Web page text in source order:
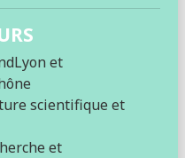
et
scientifique et
et